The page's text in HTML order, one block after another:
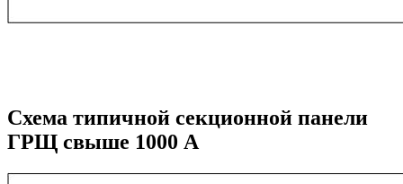
Схема типичной секционной панели
ГРЩ свыше 1000 A